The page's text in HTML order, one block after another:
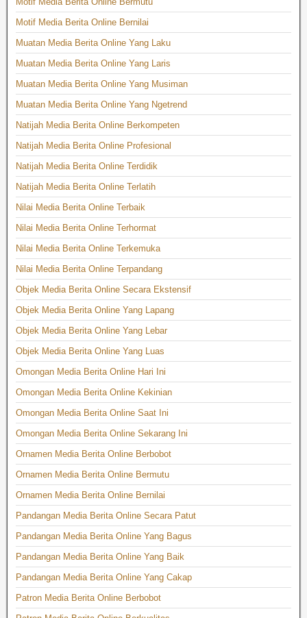
Motif Media Berita Online Bernilai
Muatan Media Berita Online Yang Laku
Muatan Media Berita Online Yang Laris
Muatan Media Berita Online Yang Musiman
Muatan Media Berita Online Yang Ngetrend
Natijah Media Berita Online Berkompeten
Natijah Media Berita Online Profesional
Natijah Media Berita Online Terdidik
Natijah Media Berita Online Terlatih
Nilai Media Berita Online Terbaik
Nilai Media Berita Online Terhormat
Nilai Media Berita Online Terkemuka
Nilai Media Berita Online Terpandang
Objek Media Berita Online Secara Ekstensif
Objek Media Berita Online Yang Lapang
Objek Media Berita Online Yang Lebar
Objek Media Berita Online Yang Luas
Omongan Media Berita Online Hari Ini
Omongan Media Berita Online Kekinian
Omongan Media Berita Online Saat Ini
Omongan Media Berita Online Sekarang Ini
Ornamen Media Berita Online Berbobot
Ornamen Media Berita Online Bermutu
Ornamen Media Berita Online Bernilai
Pandangan Media Berita Online Secara Patut
Pandangan Media Berita Online Yang Bagus
Pandangan Media Berita Online Yang Baik
Pandangan Media Berita Online Yang Cakap
Patron Media Berita Online Berbobot